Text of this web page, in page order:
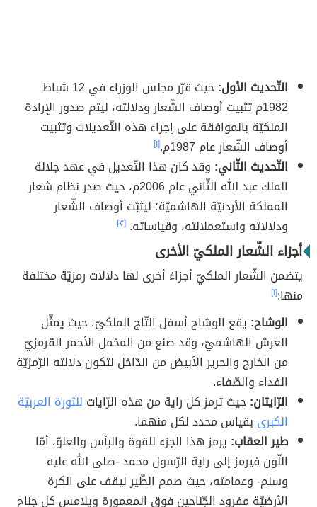
التّحديث الأول:
حيث قرّر مجلس الوزراء في 12 شباط
1982م تثبيت أوصاف الشّعار ودلالته، ليتم صدور الإرادة
الملكيّة بالموافقة على إجراء هذه التّعديلات وتثبيت
أوصاف الشّعار عام 1987م.
[١]
التّحديث الثّاني: وقد كان هذا التّعديل في عهد جلالة
الملك عبد الله الثّاني عام 2006م، حيث صدر نظام شعار
المملكة الأردنيّة الهاشميّة؛ ليثبّت أوصاف الشّعار
ودلالاته واستعملالته، وقياساته. [٣]
أجزاء الشّعار الملكيّ الأخرى
يتضمن الشّعار الملكيّ أجزاءً أخرى لها دلالات رمزيّة مختلفة
منها:[١]
الوشاح: يقع الوشاح أسفل التّاج الملكيّ، حيث يمثّل
العرش الهاشميّ، وقد صنع من المخمل الأحمر القرمزيّ
من الخارج والحرير الأبيض من الدّاخل لتكون دلالته الرّمزيّة
الفداء والصّفاء.
الرّايتان:حيث ترمز كل راية من هذه الرّايات للثورة العربيّة
الكبرى بقياس محدد لكل منهما.
طير العقاب: يرمز هذا الجزء للقوة والبأس والعلوّ، أمّا
اللّون فيرمز إلى راية الرّسول محمد -صلى الله عليه
وسلم- وعمامته، حيث صمم الطّير ليقف على الكرة
الأرضيّة مفرود الجّناحين فوق المعمورة ويلامس كل جناح